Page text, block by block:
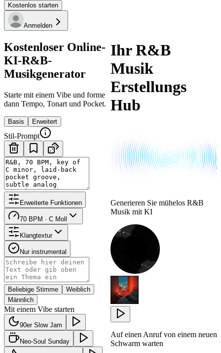
Kostenlos starten
Anmelden
Kostenloser Online-
KI-R&B-
Musikgenerator
Starte mit einem Vibe und forme
dann Tempo, Tonart und Pocket.
Basis Erweitert
Stil-Prompt
Erweiterte Funktionen
70 BPM · C Moll
Klangtextur
Nur instrumental
Beliebige Stimme
Weiblich
Männlich
Mit einem Vibe starten
90er Slow Jam
Neo-Soul Sunday
Ihr R&B
Musik
Erstellungs
Hub
Generieren Sie mühelos R&B
Musik mit KI
Auf einen Anruf von einem neuen
Schwarm warten